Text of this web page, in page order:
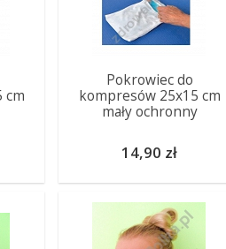
cm
Pokrowiec do
kompresów 25x15 cm
mały ochronny
14,90 zł